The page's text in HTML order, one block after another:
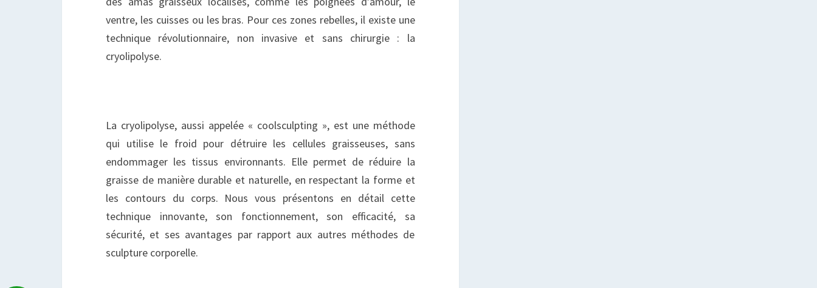
ventre, les cuisses ou les bras. Pour ces zones rebelles, il existe une
technique révolutionnaire, non invasive et sans chirurgie : la
cryolipolyse.
La cryolipolyse, aussi appelée « coolsculpting », est une méthode
qui utilise le froid pour détruire les cellules graisseuses, sans
endommager les tissus environnants. Elle permet de réduire la
graisse de manière durable et naturelle, en respectant la forme et
les contours du corps. Nous vous présentons en détail cette
technique innovante, son fonctionnement, son efficacité, sa
sécurité, et ses avantages par rapport aux autres méthodes de
sculpture corporelle.